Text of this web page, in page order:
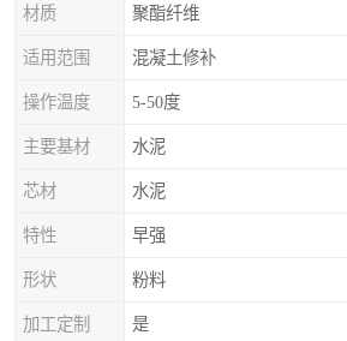
材质 聚酯纤维
适用范围 混凝土修补
操作温度 5-50度
主要基材 水泥
芯材 水泥
特性 早强
形状 粉料
加工定制 是